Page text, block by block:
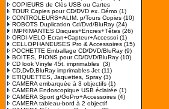
COPIEURS de Clés USB ou Cartes
TOUR Copies pour CD/DVD ex. Démo (1)
CONTROLEURS+ALIM. p/Tours Copies (10)
ROBOTS Duplication Cd/Dvd/BluRay (24)
IMPRIMANTES Disques+Encres+Têtes (26)
ORDI-VELO Ecran+Capteur+Accessoi (1)
CELLOPHANEUSES Pro & Accessoires (15)
POCHETTE Emballage CD/DVD/BluRay (9)
BOITES, PIONS pour CD/DVD/BluRay (10)
CD look Vinyle 45t. imprimables (3)
CD,DvD,BluRay imprimables Jet (11)
ETIQUETTES, Jaquettes, Spray (3)
CAMERA embarquée à 3 objectifs (1)
CAMERA Endoscopique USB éclairée (1)
CAMERA Sport g/GoPro+Accessoires (4)
CAMERA tableau-bord à 2 objectif